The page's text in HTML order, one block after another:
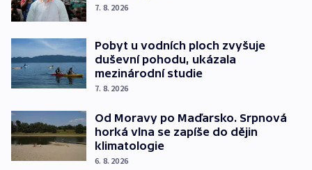
7. 8. 2026
Pobyt u vodních ploch zvyšuje
duševní pohodu, ukázala
mezinárodní studie
7. 8. 2026
Od Moravy po Maďarsko. Srpnová
horká vlna se zapíše do dějin
klimatologie
6. 8. 2026